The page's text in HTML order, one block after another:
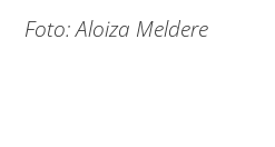
Foto: Aloiza Meldere